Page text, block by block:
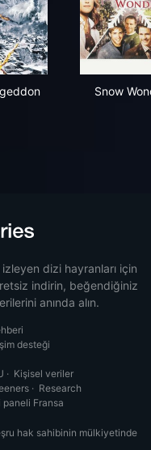
Snow
dizi hayranları için
indirin, beğendiğiniz
anında alın.
desteği
· Kişisel veriler
· Research
paneli Fransa
hak sahibinin mülkiyetinde